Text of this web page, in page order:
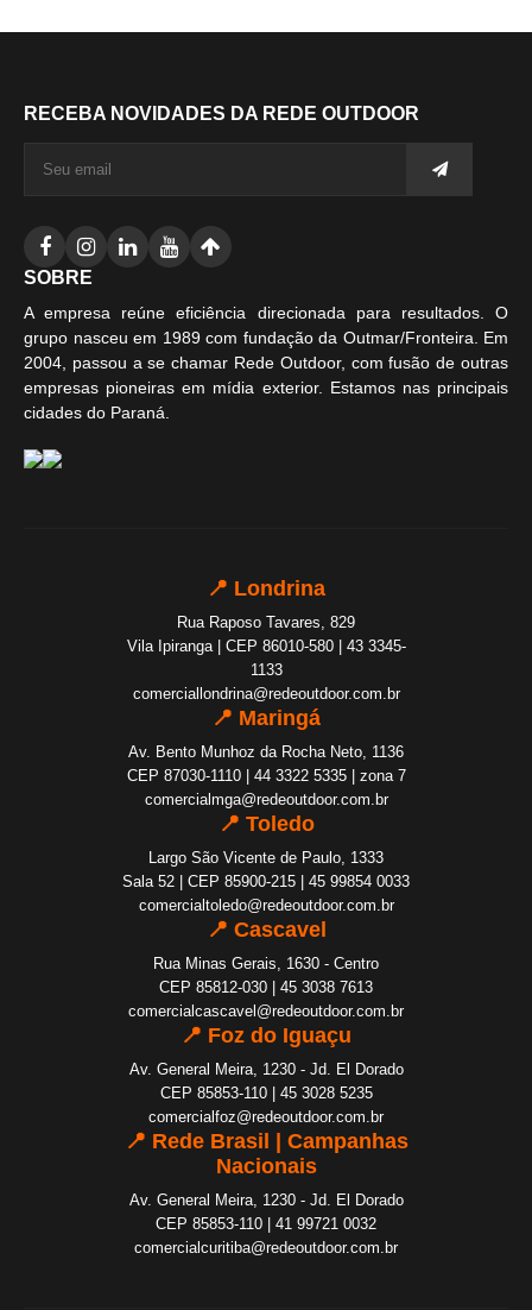
RECEBA NOVIDADES DA REDE OUTDOOR
SOBRE
A empresa reúne eficiência direcionada para resultados. O
grupo nasceu em 1989 com fundação da Outmar/Fronteira. Em
2004, passou a se chamar Rede Outdoor, com fusão de outras
empresas pioneiras em mídia exterior. Estamos nas principais
cidades do Paraná.
📍 Londrina
Rua Raposo Tavares, 829
Vila Ipiranga | CEP 86010-580 | 43 3345-
1133
comerciallondrina@redeoutdoor.com.br
📍 Maringá
Av. Bento Munhoz da Rocha Neto, 1136
CEP 87030-1110 | 44 3322 5335 | zona 7
comercialmga@redeoutdoor.com.br
📍 Toledo
Largo São Vicente de Paulo, 1333
Sala 52 | CEP 85900-215 | 45 99854 0033
comercialtoledo@redeoutdoor.com.br
📍 Cascavel
Rua Minas Gerais, 1630 - Centro
CEP 85812-030 | 45 3038 7613
comercialcascavel@redeoutdoor.com.br
📍 Foz do Iguaçu
Av. General Meira, 1230 - Jd. El Dorado
CEP 85853-110 | 45 3028 5235
comercialfoz@redeoutdoor.com.br
📍 Rede Brasil | Campanhas
Nacionais
Av. General Meira, 1230 - Jd. El Dorado
CEP 85853-110 | 41 99721 0032
comercialcuritiba@redeoutdoor.com.br